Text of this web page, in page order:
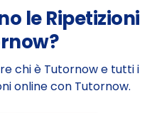
le Ripetizioni
chi è Tutornow e tutti i
online con Tutornow.